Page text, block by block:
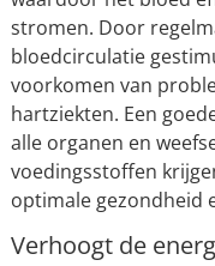
stromen. Door
bloedcirculatie
voorkomen van
hartziekten. Een
alle organen en
voedingsstoffen
optimale gezondheid
Verhoogt de